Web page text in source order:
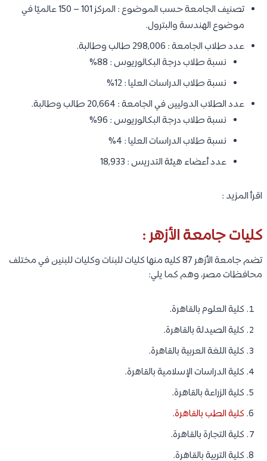
تصنيف الجامعة حسب الموضوع : المركز 101 – 150 عالميًا في
موضوع الهندسة والبترول.
عدد طلاب الجامعة : 298,006 طالب وطالبة.
نسبة طلاب درجة البكالوريوس : 88%
نسبة طلاب الدراسات العليا : 12%
عدد الطلاب الدوليين في الجامعة : 20,664 طالب وطالبة.
نسبة طلاب درجة البكالوريوس : 96%
نسبة طلاب الدراسات العليا : 4%
عدد أعضاء هيئة التدريس : 18,933
اقرأ المزيد :
كليات جامعة الأزهر :
تضم جامعة الأزهر 87 كليه منها كليات للبنات وكليات للبنين في مختلف
محافظات مصر، وهم كما يلي:
كلية العلوم بالقاهرة.
كلية الصيدلة بالقاهرة.
كلية اللغة العربية بالقاهرة.
كلية الدراسات الإسلامية بالقاهرة.
كلية الزراعة بالقاهرة.
كلية الطب بالقاهرة.
كلية التجارة بالقاهرة.
كلية التربية بالقاهرة.